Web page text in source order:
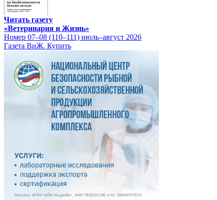
Читать газету
«Ветеринария и Жизнь»
Номер 07–08 (110–111) июль–август 2026
Газета ВиЖ. Купить